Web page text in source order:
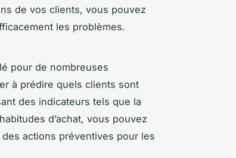
de vos clients, vous pouvez
les problèmes.
pour de nombreuses
à prédire quels clients sont
des indicateurs tels que la
d’achat, vous pouvez
actions préventives pour les